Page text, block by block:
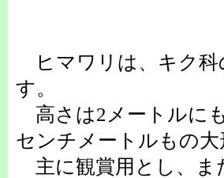
ヒマワリは、キク科
す。
高さは2メートルに
センチメートルもの
主に観賞用とし、ま